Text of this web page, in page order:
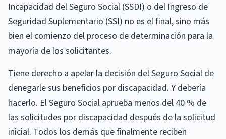
Incapacidad del Seguro Social (SSDI) o del Ingreso de
Seguridad Suplementario (SSI) no es el final, sino más
bien el comienzo del proceso de determinación para la
mayoría de los solicitantes.
Tiene derecho a apelar la decisión del Seguro Social de
denegarle sus beneficios por discapacidad. Y debería
hacerlo. El Seguro Social aprueba menos del 40 % de
las solicitudes por discapacidad después de la solicitud
inicial. Todos los demás que finalmente reciben